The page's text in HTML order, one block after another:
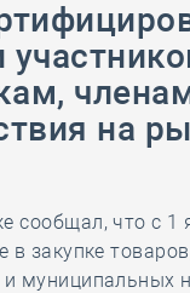
на
сообщал, что с 1
в закупке
и муниципальных